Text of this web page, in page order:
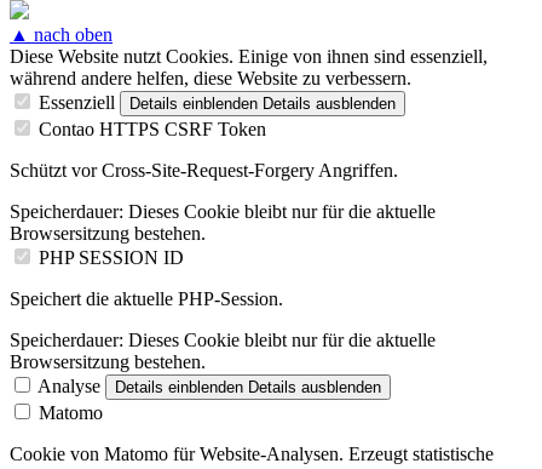
▲ nach oben
Diese Website nutzt Cookies. Einige von ihnen sind essenziell,
während andere helfen, diese Website zu verbessern.
Essenziell
Details einblenden Details ausblenden
Contao HTTPS CSRF Token
Schützt vor Cross-Site-Request-Forgery Angriffen.
Speicherdauer: Dieses Cookie bleibt nur für die aktuelle
Browsersitzung bestehen.
PHP SESSION ID
Speichert die aktuelle PHP-Session.
Speicherdauer: Dieses Cookie bleibt nur für die aktuelle
Browsersitzung bestehen.
Analyse
Details einblenden Details ausblenden
Matomo
Cookie von Matomo für Website-Analysen. Erzeugt statistische